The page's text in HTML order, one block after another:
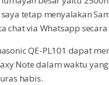
tetap menyalakan
chat via Whatsapp
QE-PL101 dapat
Note dalam waktu
habis.